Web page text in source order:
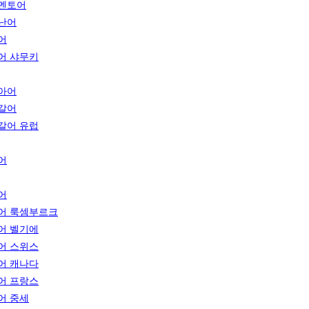
토어
어
샤무키
어
어
어 유럽
룩셈부르크
벨기에
스위스
캐나다
프랑스
중세